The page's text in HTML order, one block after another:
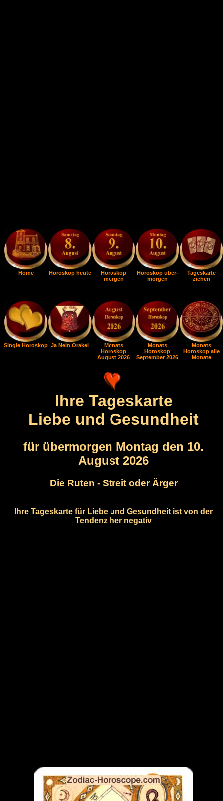
Home Horoskop heute
Horoskop
morgen
Horoskop über-
morgen
Tageskarte
ziehen
Single Horoskop Ja Nein Orakel
Monats
Horoskop
August 2026
Monats
Horoskop
September 2026
Monats
Horoskop alle
Monate
Ihre Tageskarte
Liebe und Gesundheit
für übermorgen Montag den 10.
August 2026
Die Ruten - Streit oder Ärger
Ihre Tageskarte für Liebe und Gesundheit ist von der
Tendenz her negativ